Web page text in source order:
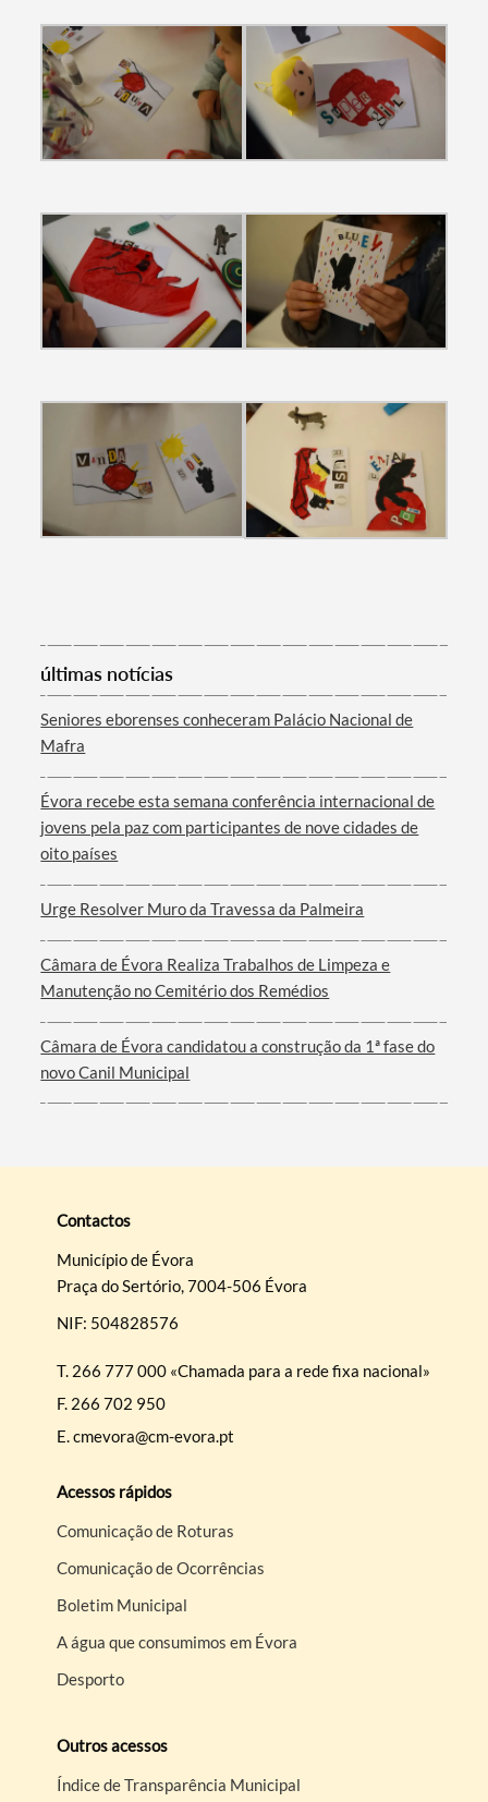
últimas notícias
Seniores eborenses conheceram Palácio Nacional de
Mafra
Évora recebe esta semana conferência internacional de
jovens pela paz com participantes de nove cidades de
oito países
Urge Resolver Muro da Travessa da Palmeira
Câmara de Évora Realiza Trabalhos de Limpeza e
Manutenção no Cemitério dos Remédios
Câmara de Évora candidatou a construção da 1ª fase do
novo Canil Municipal
Contactos
Município de Évora
Praça do Sertório, 7004-506 Évora
NIF: 504828576
T. 266 777 000 «Chamada para a rede fixa nacional»
F. 266 702 950
E.cmevora@cm-evora.pt
Acessos rápidos
Comunicação de Roturas
Comunicação de Ocorrências
Boletim Municipal
A água que consumimos em Évora
Desporto
Outros acessos
Índice de Transparência Municipal